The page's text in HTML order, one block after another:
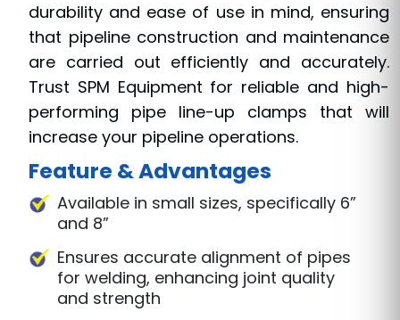
durability and ease of use in mind, ensuring
that pipeline construction and maintenance
are carried out efficiently and accurately.
Trust SPM Equipment for reliable and high-
performing pipe line-up clamps that will
increase your pipeline operations.
Feature & Advantages
Available in small sizes, specifically 6”
and 8”
Ensures accurate alignment of pipes
for welding, enhancing joint quality
and strength